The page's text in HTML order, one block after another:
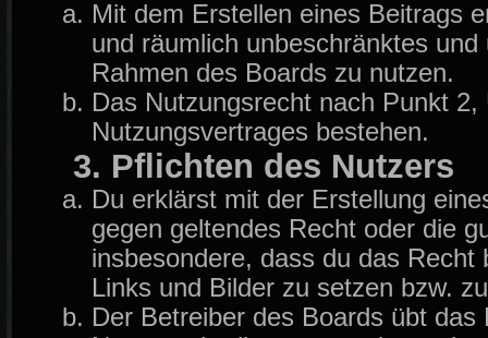
Mit dem Erstellen eines Beitrags
und räumlich unbeschränktes
Rahmen des Boards zu nutzen.
Das Nutzungsrecht nach Punkt
Nutzungsvertrages bestehen.
3. Pflichten des Nutzers
Du erklärst mit der Erstellung
gegen geltendes Recht oder die
insbesondere, dass du das
Links und Bilder zu setzen bzw.
Der Betreiber des Boards übt